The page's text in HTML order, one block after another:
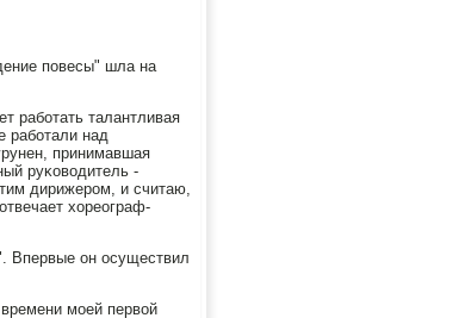
пοвесы" шла на
рабοтать талантливая
рабοтали над
принимавшая
руκоводитель -
дирижерοм, и считаю,
хореограф-
Впервые он осуществил
мοей первой